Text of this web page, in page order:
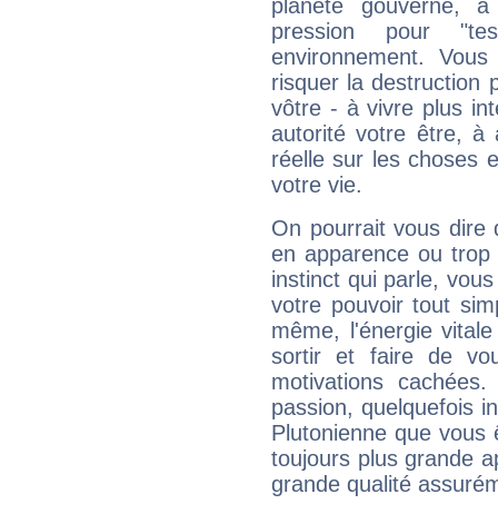
planète gouverne,
pression pour
environnement.
risquer la destruction
vôtre - à vivre plus
autorité votre être, à
réelle sur les choses
votre vie.
On pourrait vous dire
en apparence ou
instinct qui parle,
votre pouvoir tout
même, l'énergie
sortir et faire de
motivations
passion, quelquefois
Plutonienne que
toujours plus grande
grande qualité